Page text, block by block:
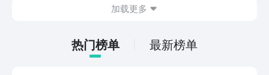
加载更多
热门榜单 最新榜单